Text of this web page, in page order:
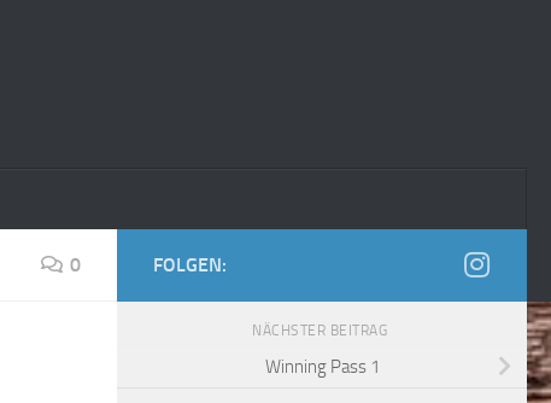
0 FOLGEN:
NÄCHSTER BEITRAG
Winning Pass 1